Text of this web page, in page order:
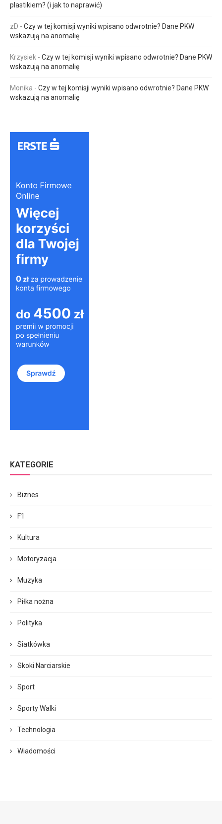
plastikiem? (i jak to naprawić)
zD - Czy w tej komisji wyniki wpisano odwrotnie? Dane PKW
wskazują na anomalię
Krzysiek - Czy w tej komisji wyniki wpisano odwrotnie? Dane PKW
wskazują na anomalię
Monika - Czy w tej komisji wyniki wpisano odwrotnie? Dane PKW
wskazują na anomalię
KATEGORIE
Biznes
F1
Kultura
Motoryzacja
Muzyka
Piłka nożna
Polityka
Siatkówka
Skoki Narciarskie
Sport
Sporty Walki
Technologia
Wiadomości